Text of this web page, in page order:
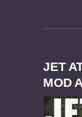
JET
MOD